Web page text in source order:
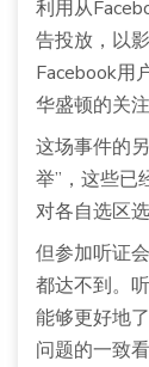
利用从
告投放，以
Facebook用
华盛顿的关注
这场事件的
举”，这些已
对各自选区
但参加听证
都达不到。
能够更好地
问题的一致